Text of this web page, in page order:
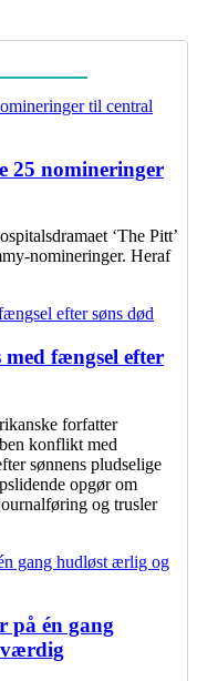
25 nomineringer
‘The Pitt’
nomineringer. Heraf
fængsel efter
forfatter
konflikt med
sønnens pludselige
opgør om
og trusler
på én gang